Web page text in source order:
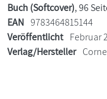
Buch (Softcover), 96
EAN 9783464815144
Veröffentlicht Februar
Verlag/Hersteller